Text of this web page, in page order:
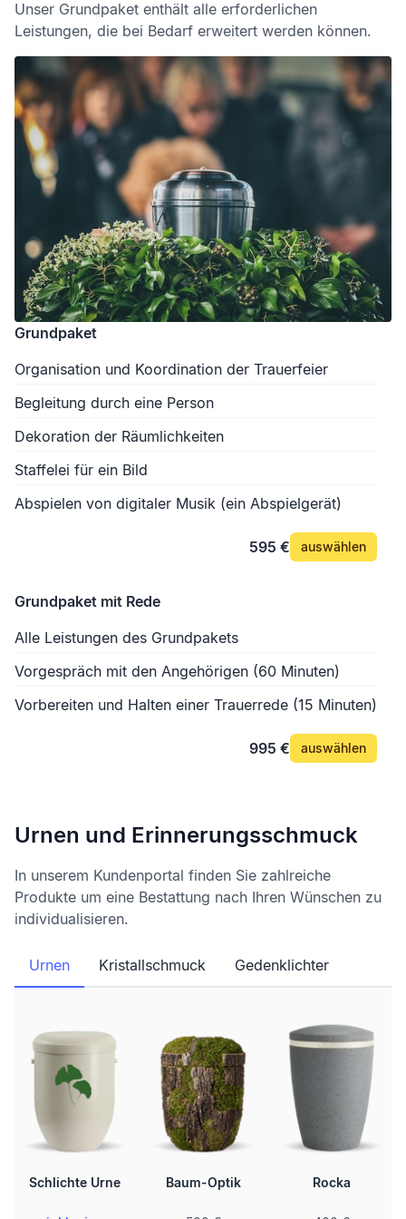
Unser Grundpaket enthält alle erforderlichen
Leistungen, die bei Bedarf erweitert werden können.
Grundpaket
Organisation und Koordination der Trauerfeier
Begleitung durch eine Person
Dekoration der Räumlichkeiten
Staffelei für ein Bild
Abspielen von digitaler Musik (ein Abspielgerät)
595 € auswählen
Grundpaket mit Rede
Alle Leistungen des Grundpakets
Vorgespräch mit den Angehörigen (60 Minuten)
Vorbereiten und Halten einer Trauerrede (15 Minuten)
995 € auswählen
Urnen und Erinnerungsschmuck
In unserem Kundenportal finden Sie zahlreiche
Produkte um eine Bestattung nach Ihren Wünschen zu
individualisieren.
Urnen Kristallschmuck Gedenklichter
Schlichte Urne Baum-Optik Rocka